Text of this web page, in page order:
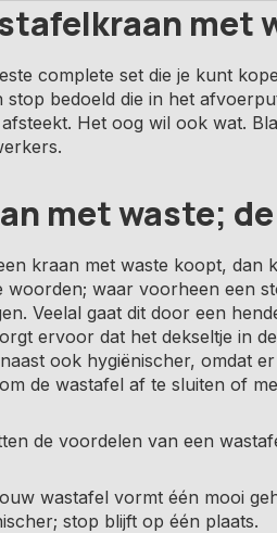
met
complete set die je kunt
stop bedoeld die in het
Het oog wil ook wat.
met waste;
kraan met waste koopt, dan
woorden; waar voorheen een
Veelal gaat dit door een
ervoor dat het dekseltje in
ook hygiënischer, omdat
de wastafel af te sluiten of
de voordelen van een
wastafel vormt één mooi
stop blijft op één plaats.